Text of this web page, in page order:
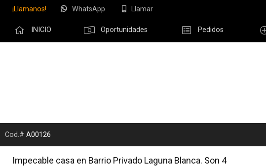
¡Llamanos! WhatsApp Llamar
Olvidé mi clave
INICIO Oportunidades Pedidos
Cod.# A00126
Impecable casa en Barrio Privado Laguna Blanca. Son 4